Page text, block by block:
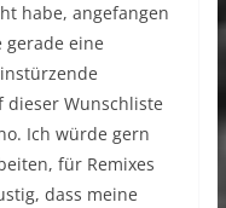
habe, angefangen
gerade eine
dieser Wunschliste
Ich würde gern
für Remixes
dass meine